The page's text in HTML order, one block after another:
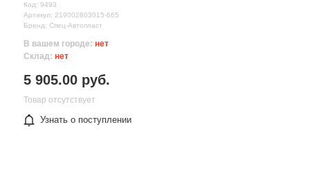
Код: 9493
Артикул: 219002803015-665
Бренд: Спец-Автопласт
В вашем городе: нет
Склад: нет
5 905.00 руб.
Товар отсутствует
Узнать о поступлении